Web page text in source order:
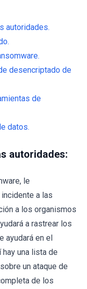
autoridades.
desencriptado de
de
datos.
autoridades:
le
a las
a los organismos
a rastrear los
ayudará en el
una lista de
un ataque de
de los